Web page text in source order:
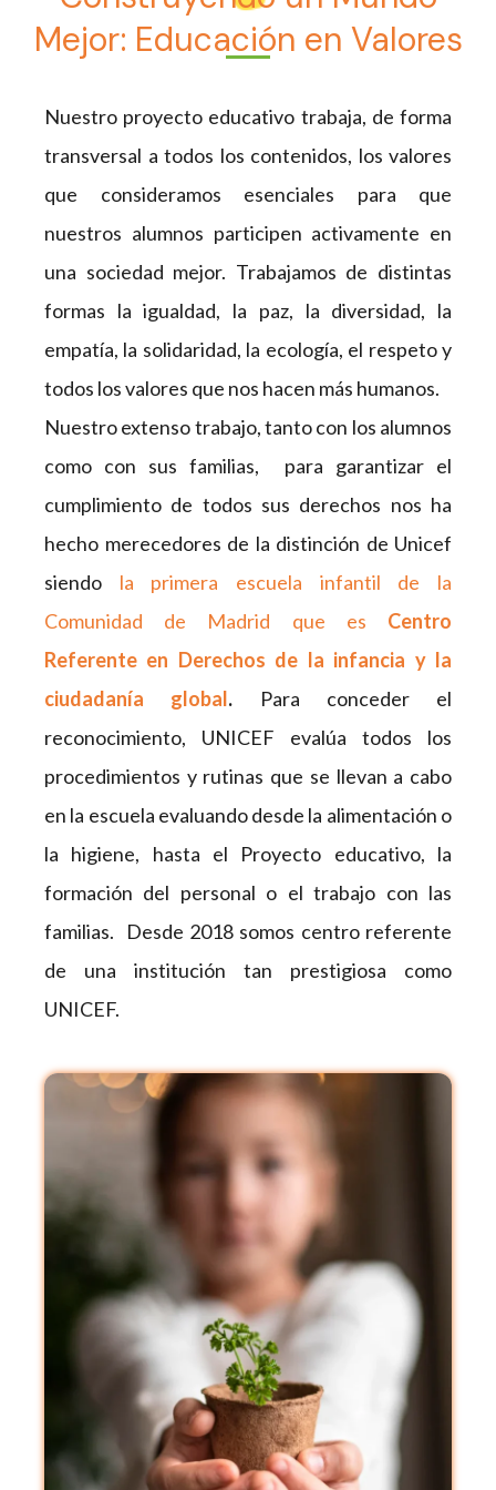
Mejor: Educación en Valores
Nuestro proyecto educativo trabaja, de forma
transversal a todos los contenidos, los valores
que consideramos esenciales para que
nuestros alumnos participen activamente en
una sociedad mejor. Trabajamos de distintas
formas la igualdad, la paz, la diversidad, la
empatía, la solidaridad, la ecología, el respeto y
todos los valores que nos hacen más humanos.
Nuestro extenso trabajo, tanto con los alumnos
como con sus familias, para garantizar el
cumplimiento de todos sus derechos nos ha
hecho merecedores de la distinción de Unicef
siendo la primera escuela infantil de la
Comunidad de Madrid que es Centro
Referente en Derechos de la infancia y la
ciudadanía global. Para conceder el
reconocimiento, UNICEF evalúa todos los
procedimientos y rutinas que se llevan a cabo
en la escuela evaluando desde la alimentación o
la higiene, hasta el Proyecto educativo, la
formación del personal o el trabajo con las
familias. Desde 2018 somos centro referente
de una institución tan prestigiosa como
UNICEF.